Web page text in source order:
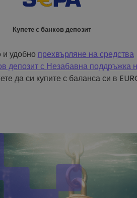
Купете с банков депозит
и удобно прехвърляне на средства
депозит с Незабавна поддръжка
да си купите с баланса си в